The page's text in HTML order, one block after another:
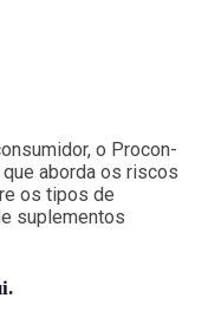
o Procon-
aborda os riscos
os tipos de
suplementos
.